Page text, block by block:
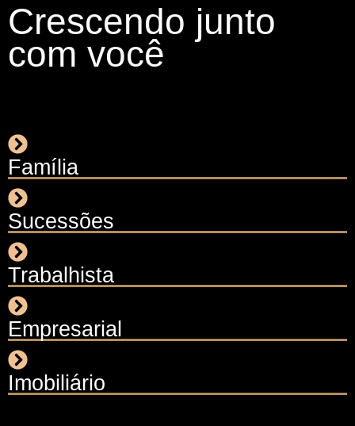
Crescendo junto
com você
Família
Sucessões
Trabalhista
Empresarial
Imobiliário